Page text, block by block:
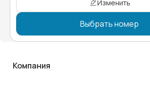
Изменить
Выбрать номер
Компания